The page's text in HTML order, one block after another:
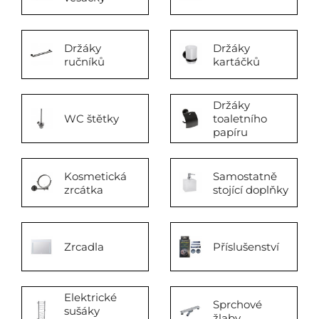
Držáky
ručníků
Držáky
kartáčků
WC štětky
Držáky
toaletního
papíru
Kosmetická
zrcátka
Samostatně
stojící doplňky
Zrcadla Příslušenství
Elektrické
sušáky
Sprchové